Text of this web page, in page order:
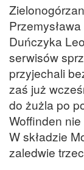
Duńczyka
serwisów
przyjechali
zaś już
do żużla po
Woffinden nie
W składzie
zaledwie